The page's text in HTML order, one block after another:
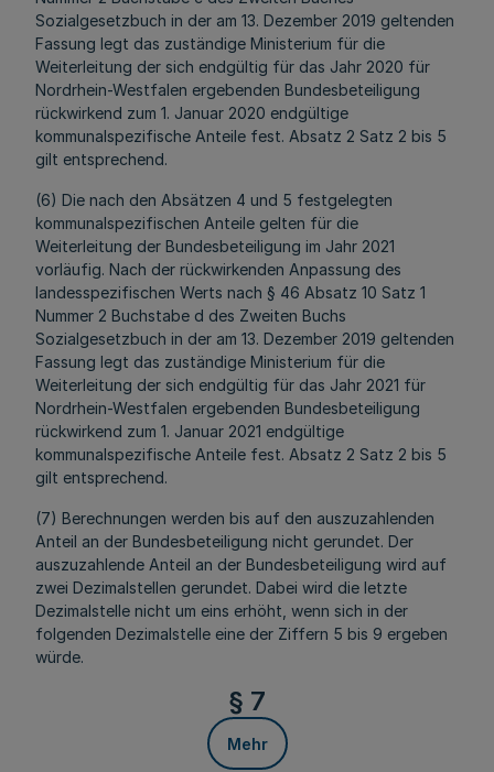
Sozialgesetzbuch in der am 13. Dezember 2019 geltenden
Fassung legt das zuständige Ministerium für die
Weiterleitung der sich endgültig für das Jahr 2020 für
Nordrhein-Westfalen ergebenden Bundesbeteiligung
rückwirkend zum 1. Januar 2020 endgültige
kommunalspezifische Anteile fest. Absatz 2 Satz 2 bis 5
gilt entsprechend.
(6) Die nach den Absätzen 4 und 5 festgelegten
kommunalspezifischen Anteile gelten für die
Weiterleitung der Bundesbeteiligung im Jahr 2021
vorläufig. Nach der rückwirkenden Anpassung des
landesspezifischen Werts nach § 46 Absatz 10 Satz 1
Nummer 2 Buchstabe d des Zweiten Buchs
Sozialgesetzbuch in der am 13. Dezember 2019 geltenden
Fassung legt das zuständige Ministerium für die
Weiterleitung der sich endgültig für das Jahr 2021 für
Nordrhein-Westfalen ergebenden Bundesbeteiligung
rückwirkend zum 1. Januar 2021 endgültige
kommunalspezifische Anteile fest. Absatz 2 Satz 2 bis 5
gilt entsprechend.
(7) Berechnungen werden bis auf den auszuzahlenden
Anteil an der Bundesbeteiligung nicht gerundet. Der
auszuzahlende Anteil an der Bundesbeteiligung wird auf
zwei Dezimalstellen gerundet. Dabei wird die letzte
Dezimalstelle nicht um eins erhöht, wenn sich in der
folgenden Dezimalstelle eine der Ziffern 5 bis 9 ergeben
würde.
§ 7
Mehr